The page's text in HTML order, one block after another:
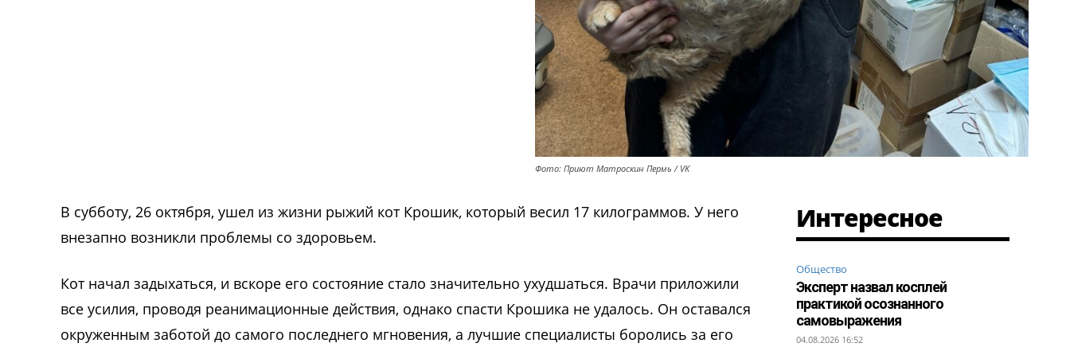
Фото: Приют Матроскин Пермь / VK
В субботу, 26 октября, ушел из жизни рыжий кот Крошик, который весил 17 килограммов. У него
внезапно возникли проблемы со здоровьем.
Кот начал задыхаться, и вскоре его состояние стало значительно ухудшаться. Врачи приложили
все усилия, проводя реанимационные действия, однако спасти Крошика не удалось. Он оставался
окруженным заботой до самого последнего мгновения, а лучшие специалисты боролись за его
Интересное
Общество
Эксперт назвал косплей
практикой осознанного
самовыражения
04.08.2026 16:52